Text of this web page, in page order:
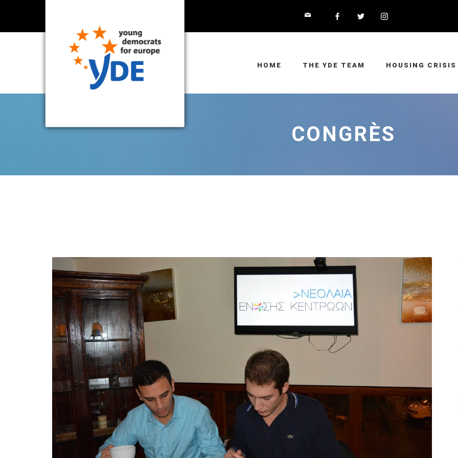
HOME THE YDE TEAM HOUSING CRISIS
CONGRÈS
Detention of Enes Hocaoğulları
SECGEN ,17 AUG ’25
Support for LYMEC and ALDE
party
SECGEN ,4 MAR ’25
YDE fully supports
President Zelensky
and the Ukrainian
heroes
SECGEN 1 MAR ’25
THEY ARE “RIGHT”: EUROPE HAS
A MIGRATION PROBLEM. BUT IT
IS EMIGRATION, NOT
SECGEN,
Bentornata a casa, Pina Picierno
SECGEN
Welcome home, Pina Picierno
SECGEN